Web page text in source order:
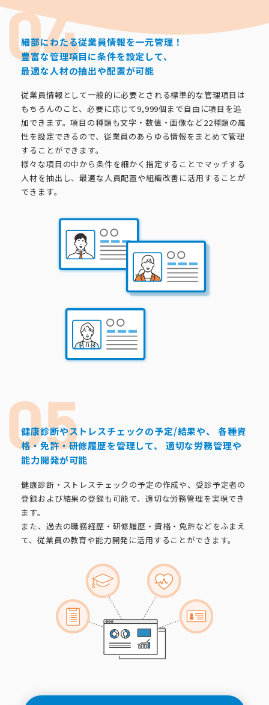
細部にわたる従業員情報を一元管理！
豊富な管理項目に条件を設定して、
最適な人材の抽出や配置が可能
従業員情報として一般的に必要とされる標準的な管理項目は
もちろんのこと、必要に応じて9,999個まで自由に項目を追
加できます。項目の種類も文字・数値・画像など22種類の属
性を設定できるので、従業員のあらゆる情報をまとめて管理
することができます。
様々な項目の中から条件を細かく指定することでマッチする
人材を抽出し、最適な人員配置や組織改善に活用することが
できます。
健康診断やストレスチェックの予定/結果や、
各種資
格・免許・研修履歴を管理して、
適切な労務管理や
能力開発が可能
健康診断・ストレスチェックの予定の作成や、受診予定者の
登録および結果の登録も可能で、適切な労務管理を実現でき
ます。
また、過去の職務経歴・研修履歴・資格・免許などをふまえ
て、従業員の教育や能力開発に活用することができます。